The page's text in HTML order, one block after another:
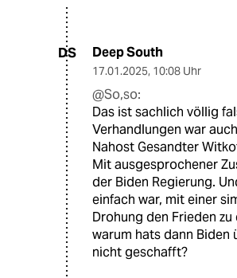
DS Deep South
17.01.2025, 10:08 Uhr
@So,so:
Das ist sachlich völlig
Verhandlungen war
Nahost Gesandter
Mit ausgesprochener
der Biden Regierung.
einfach war, mit einer
Drohung den Frieden zu
warum hats dann Biden
nicht geschafft?